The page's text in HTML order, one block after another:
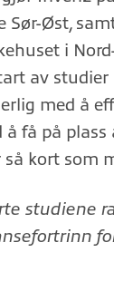
Sør-Øst,
i
av studier
med å
å få på
kort som
studiene